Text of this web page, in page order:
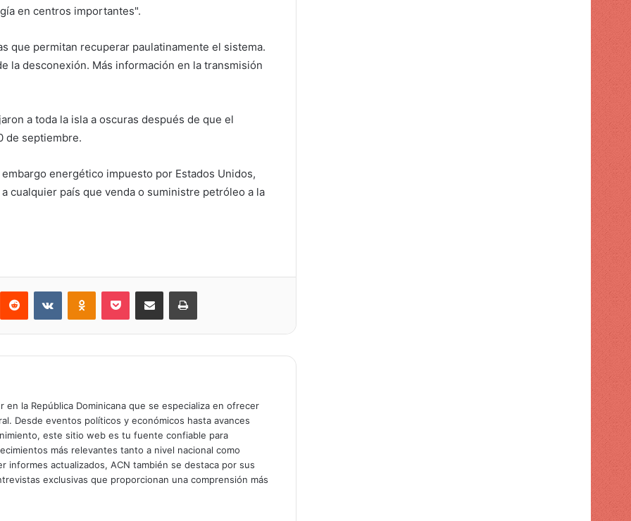
en centros importantes".
que permitan recuperar paulatinamente el sistema.
la desconexión. Más información en la transmisión
a toda la isla a oscuras después de que el
de septiembre.
energético impuesto por Estados Unidos,
cualquier país que venda o suministre petróleo a la
en la República Dominicana que se especializa en ofrecer
Desde eventos políticos y económicos hasta avances
este sitio web es tu fuente confiable para
más relevantes tanto a nivel nacional como
informes actualizados, ACN también se destaca por sus
exclusivas que proporcionan una comprensión más